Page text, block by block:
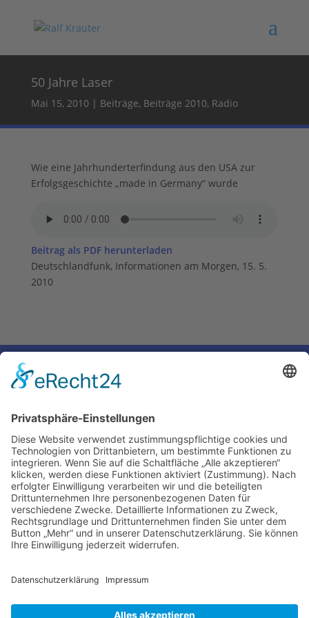
50 Jahre Laser
Mai 15, 2010 | Beiträge, Beiträge 2010, Radio
Wie eine Jahrhunderterfindung aus den USA zur
Erfolgsgeschichte „made in Germany“ wurde
Beitrag als PDF herunterladen
Deutschlandfunk, Informationen am Morgen, 15. 5.
2010
Impressum
Ralf Krauter – Science Reporter
Mehlemer Str. 15, 50968 Köln
USt-IdNr.: DE258510696
Kontakt
Tel.: 0221 / 27 18 396
Mail: